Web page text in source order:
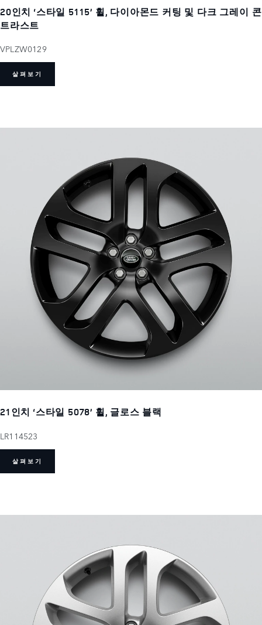
20인치 ‘스타일 5115’ 휠, 다이아몬드 커팅 및 다크 그레이 콘
트라스트
VPLZW0129
살펴보기
21인치 ‘스타일 5078’ 휠, 글로스 블랙
LR114523
살펴보기